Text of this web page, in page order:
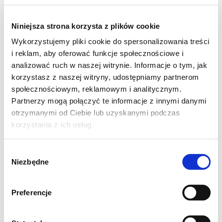
Niniejsza strona korzysta z plików cookie
Wykorzystujemy pliki cookie do spersonalizowania treści
i reklam, aby oferować funkcje społecznościowe i
analizować ruch w naszej witrynie. Informacje o tym, jak
korzystasz z naszej witryny, udostępniamy partnerom
społecznościowym, reklamowym i analitycznym.
Partnerzy mogą połączyć te informacje z innymi danymi
otrzymanymi od Ciebie lub uzyskanymi podczas
korzystania z ich usług.
zgody
Niezbędne
Preferencje
kilka minut.